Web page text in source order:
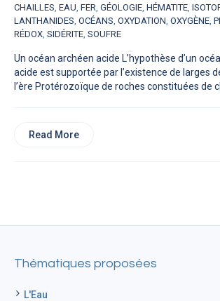
CHAILLES EAU FER GÉOLOGIE HÉMATITE
LANTHANIDES OCÉANS OXYDATION OXYGÈNE
RÉDOX SIDÉRITE SOUFRE
Un océan archéen acide L’hypothèse d’un
acide est supportée par l’existence de larges
l’ère Protérozoïque de roches constituées de
Read More
Thématiques proposées
L'Eau